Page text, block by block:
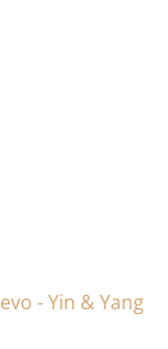
- Yin & Yang